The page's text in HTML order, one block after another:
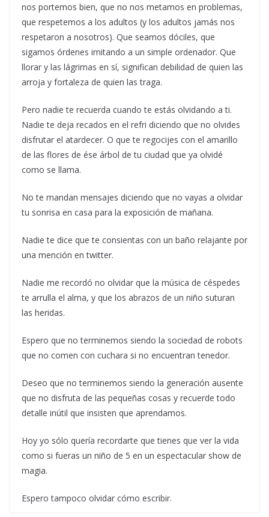
nos portemos bien, que no nos metamos en problemas,
que respetemos a los adultos (y los adultos jamás nos
respetaron a nosotros). Que seamos dóciles, que
sigamos órdenes imitando a un simple ordenador. Que
llorar y las lágrimas en sí, significan debilidad de quien las
arroja y fortaleza de quien las traga.
Pero nadie te recuerda cuando te estás olvidando a ti.
Nadie te deja recados en el refri diciendo que no olvides
disfrutar el atardecer. O que te regocijes con el amarillo
de las flores de ése árbol de tu ciudad que ya olvidé
como se llama.
No te mandan mensajes diciendo que no vayas a olvidar
tu sonrisa en casa para la exposición de mañana.
Nadie te dice que te consientas con un baño relajante por
una mención en twitter.
Nadie me recordó no olvidar que la música de céspedes
te arrulla el alma, y que los abrazos de un niño suturan
las heridas.
Espero que no terminemos siendo la sociedad de robots
que no comen con cuchara si no encuentran tenedor.
Deseo que no terminemos siendo la generación ausente
que no disfruta de las pequeñas cosas y recuerde todo
detalle inútil que insisten que aprendamos.
Hoy yo sólo quería recordarte que tienes que ver la vida
como si fueras un niño de 5 en un espectacular show de
magia.
Espero tampoco olvidar cómo escribir.